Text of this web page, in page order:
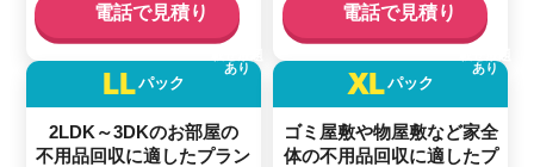
電話で見積り 電話で見積り
LLパック
2LDK～3DKのお部屋の
不用品回収に適したプラン
あり
XLパック
ゴミ屋敷や物屋敷など家全
体の不用品回収に適したプ
あり